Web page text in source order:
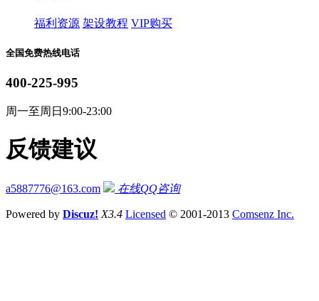
福利资源 架设教程 VIP购买
全国免费热线电话
400-225-995
周一至周日9:00-23:00
反馈建议
a5887776@163.com 在线QQ咨询
Powered by Discuz! X3.4 Licensed © 2001-2013 Comsenz Inc.